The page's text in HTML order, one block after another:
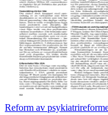
Reform av